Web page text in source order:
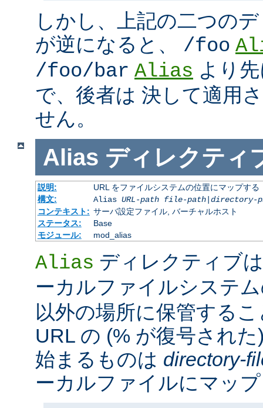
しかし、上記の二つの
が逆になると、 /foo
/foo/bar Alias より
で、後者は 決して適用
せん。
Alias ディレクティ
説明:
URL をファイルシステムの位置にマップする
構文:
Alias URL-path file-path| directory-
コンテキスト: サーバ設定ファイル, バーチャルホスト
ステータス:
Base
モジュール:
mod_alias
Alias ディレクティブ
ーカルファイルシステ
以外の場所に保管する
URL の (% が復号され
始まるものは directory-
ーカルファイルにマッ